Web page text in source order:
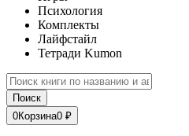
Психология
Комплекты
Лайфстайл
Тетради Kumon
Поиск
0Корзина0 ₽